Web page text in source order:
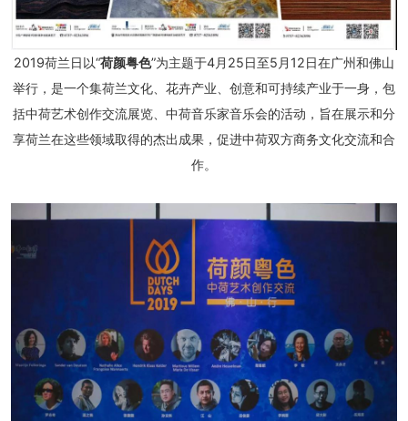
2019荷兰日以“荷颜粤色”为主题于4月25日至5月12日在广州和佛山
举行，是一个集荷兰文化、花卉产业、创意和可持续产业于一身，包
括中荷艺术创作交流展览、中荷音乐家音乐会的活动，旨在展示和分
享荷兰在这些领域取得的杰出成果，促进中荷双方商务文化交流和合
作。